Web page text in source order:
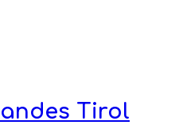
Tirol